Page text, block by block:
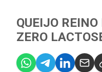
QUEIJO
ZERO